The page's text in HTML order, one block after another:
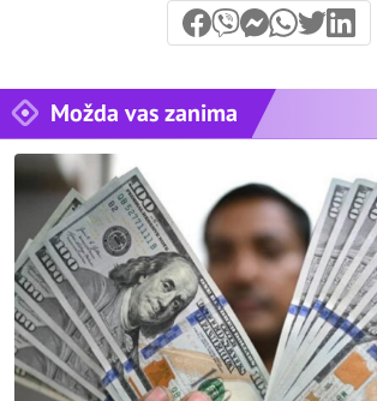
Možda vas zanima